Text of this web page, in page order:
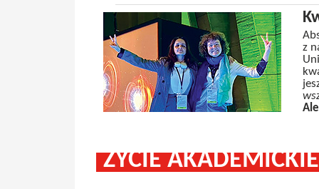
z
ŻYCIE AKADEMICKIE